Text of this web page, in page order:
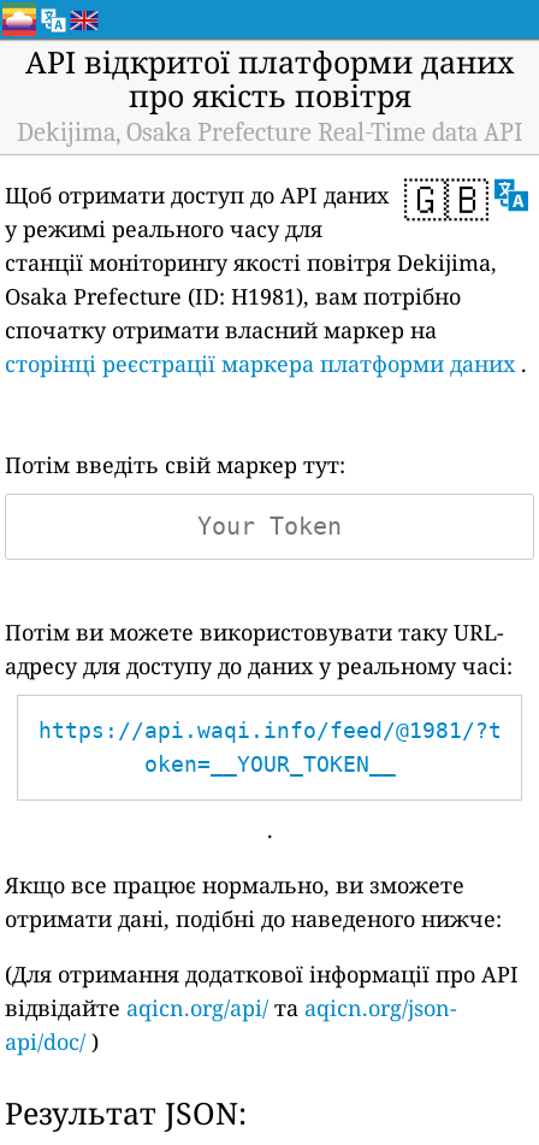
API відкритої платформи даних
про якість повітря
Dekijima, Osaka Prefecture Real-Time data API
🇬🇧
Щоб отримати доступ до API даних
у режимі реального часу для
станції моніторингу якості повітря Dekijima,
Osaka Prefecture (ID: H1981), вам потрібно
спочатку отримати власний маркер на
сторінці реєстрації маркера платформи даних.
Потім введіть свій маркер тут:
Потім ви можете використовувати таку URL-
адресу для доступу до даних у реальному часі:
https://api.waqi.info/feed/@1981/?t
oken=__YOUR_TOKEN__
.
Якщо все працює нормально, ви зможете
отримати дані, подібні до наведеного нижче:
(Для отримання додаткової інформації про API
відвідайте aqicn.org/api/ та aqicn.org/json-
api/doc/ )
Результат JSON: